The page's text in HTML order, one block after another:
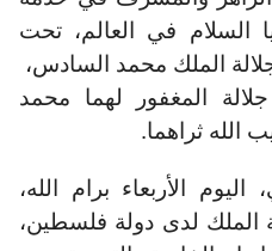
السلام في العالم، تحت
الملك محمد السادس،
المغفور لهما محمد
الله ثراهما.
الأربعاء برام الله،
الملك لدى دولة فلسطين،